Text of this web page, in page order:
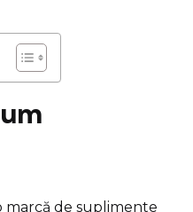
de suplimente